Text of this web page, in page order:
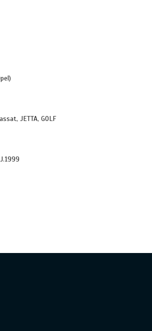
JETTA, GOLF